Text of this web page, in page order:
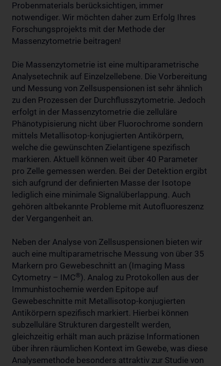
Probenmaterials berücksichtigen, immer
notwendiger. Wir möchten daher zum Erfolg Ihres
Forschungsprojekts mit der Methode der
Massenzytometrie beitragen!
Die Massenzytometrie ist eine multiparametrische
Analysetechnik auf Einzelzellebene. Die Vorbereitung
und Messung von Zellsuspensionen ist sehr ähnlich
zu den Prozessen der Durchflusszytometrie. Jedoch
erfolgt in der Massenzytometrie die zelluläre
Phänotypisierung nicht über Fluorochrome sondern
mittels Metallisotop-konjugierten Antikörpern,
welche die gewünschten Zielantigene spezifisch
markieren. Aktuell können weit über 40 Parameter
pro Zelle gemessen werden. Bei der Detektion ergibt
sich aufgrund der definierten Masse der Isotope
lediglich eine minimale Signalüberlappung. Auch
gehören altbekannte Probleme mit Autofluoreszenz
der Vergangenheit an.
Neben der Analyse von Zellsuspensionen bieten wir
auch eine multiparametrische Messung von über 35
Markern pro Gewebeschnitt an (Imaging Mass
Cytometry – IMC®). Analog zu Protokollen aus der
Immunhistochemie werden Epitope auf
Gewebeschnitte mit Metallisotop-konjugierten
Antikörpern spezifisch markiert. Hierbei können
subzelluläre Strukturen dargestellt werden,
gleichzeitig erhält man auch präzise Informationen
über ihren räumlichen Kontext im Gewebe, was diese
Analysemethode besonders attraktiv zur Studie von